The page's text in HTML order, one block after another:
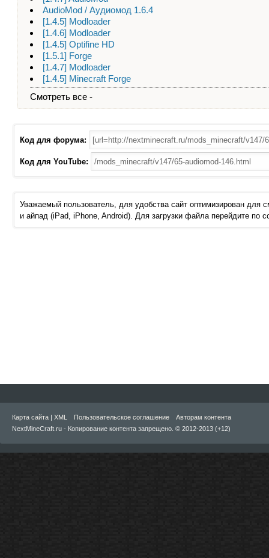
AudioMod / Аудиомод 1.6.4
[1.4.5] Modloader
[1.4.6] Modloader
[1.4.5] Optifine HD
[1.5.1] Forge
[1.4.7] Modloader
[1.4.5] Minecraft Forge
Смотреть все -
Код для форума:
Код для YouTube:
Уважаемый пользователь, для удобства сайт оптимизирован для
и айпад (iPad, iPhone, Android). Для загрузки файла перейдите по
Карта сайта | XML Пользовательское соглашение
Авторам контента
NextMineCraft.ru - Копирование контента запрещено. © 2012-2013 (+12)